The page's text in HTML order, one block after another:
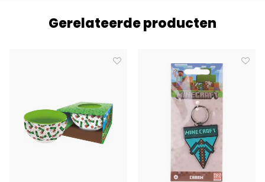
Gerelateerde producten